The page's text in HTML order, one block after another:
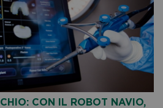
CON IL ROBOT NAVIO,